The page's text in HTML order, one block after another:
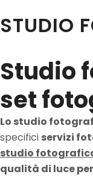
STUDIO
Studio
set
Lo studio
specifici servizi
studio
qualità di luce